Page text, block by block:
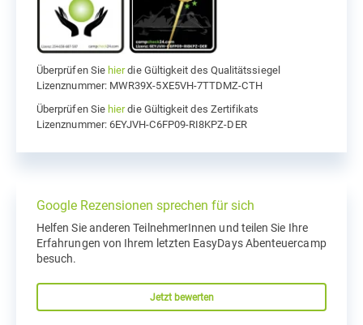
Überprüfen Sie hierdie Gültigkeit des Qualitätssiegel
Lizenznummer: MWR39X-5XE5VH-7TTDMZ-CTH
Überprüfen Sie hierdie Gültigkeit des Zertifikats
Lizenznummer: 6EYJVH-C6FP09-RI8KPZ-DER
Google Rezensionen sprechen für sich
Helfen Sie anderen TeilnehmerInnen und teilen Sie Ihre
Erfahrungen von Ihrem letzten EasyDays Abenteuercamp
besuch.
Jetzt bewerten